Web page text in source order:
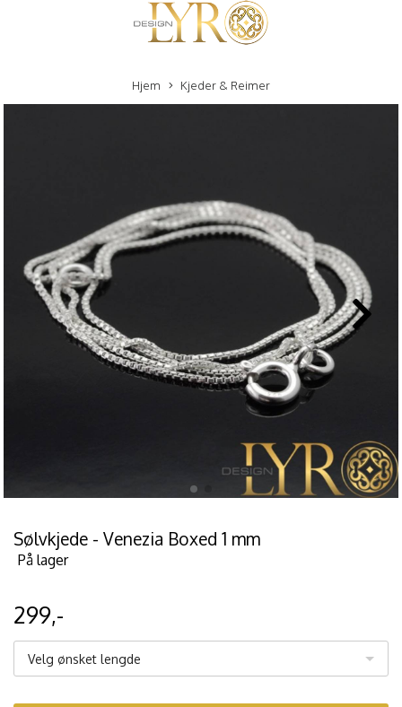
Hjem Kjeder & Reimer
Sølvkjede - Venezia Boxed 1 mm
På lager
299,-
Velg ønsket lengde